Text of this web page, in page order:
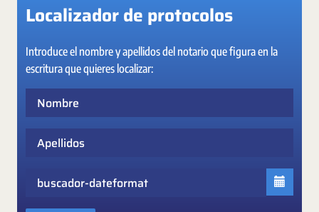
Localizador de protocolos
Introduce el nombre y apellidos del notario que figura en la
escritura que quieres localizar: